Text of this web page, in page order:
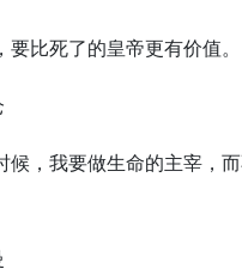
比死了的皇帝更有价值。
候，我要做生命的主宰，